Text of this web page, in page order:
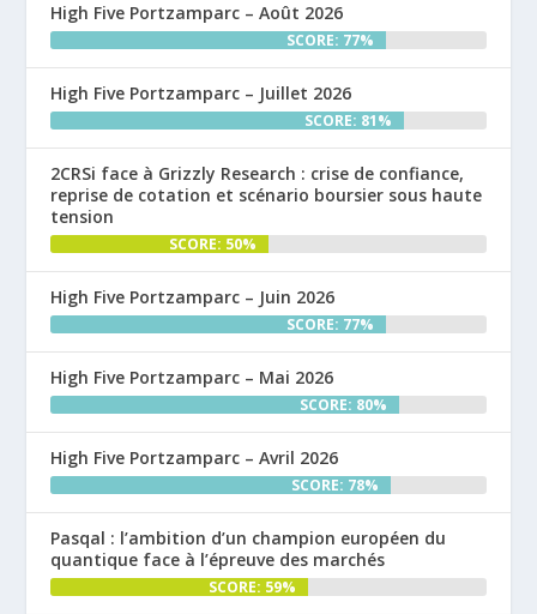
High Five Portzamparc – Août 2026
SCORE: 77%
High Five Portzamparc – Juillet 2026
SCORE: 81%
2CRSi face à Grizzly Research : crise de confiance,
reprise de cotation et scénario boursier sous haute
tension
SCORE: 50%
High Five Portzamparc – Juin 2026
SCORE: 77%
High Five Portzamparc – Mai 2026
SCORE: 80%
High Five Portzamparc – Avril 2026
SCORE: 78%
Pasqal : l’ambition d’un champion européen du
quantique face à l’épreuve des marchés
SCORE: 59%